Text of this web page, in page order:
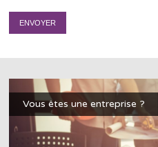
Vous êtes une entreprise ?